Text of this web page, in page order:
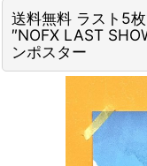
送料無料 ラスト5
″NOFX LAST
ンポスター